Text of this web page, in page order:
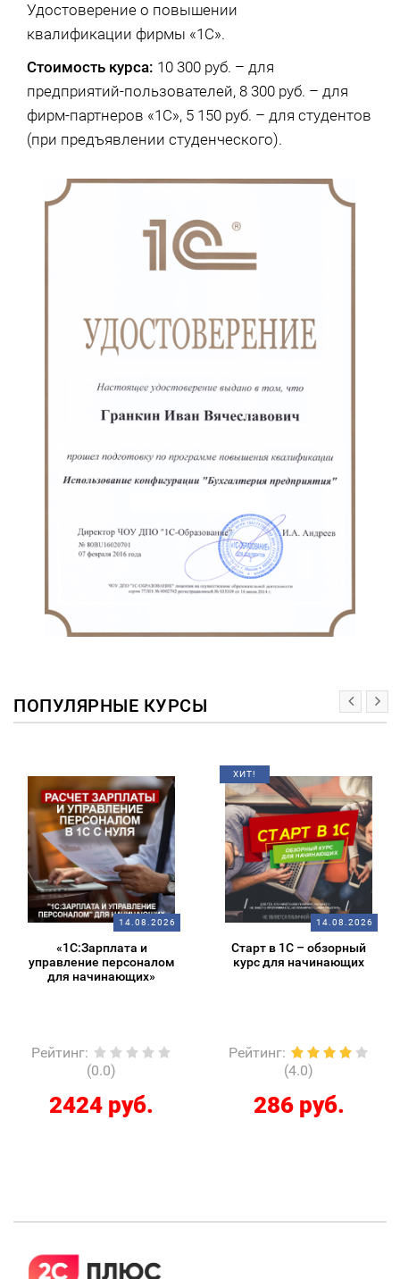
Удостоверение о повышении
квалификации фирмы «1С».
Стоимость курса: 10 300 руб. – для
предприятий-пользователей, 8 300 руб. – для
фирм-партнеров «1С», 5 150 руб. – для студентов
(при предъявлении студенческого).
ПОПУЛЯРНЫЕ КУРСЫ
14.08.2026
«1С:Зарплата и
управление персоналом
для начинающих»
Рейтинг:
(0.0)
2424 руб.
ХИТ!
14.08.2026
Старт в 1С – обзорный
курс для начинающих
Рейтинг:
(4.0)
286 руб.